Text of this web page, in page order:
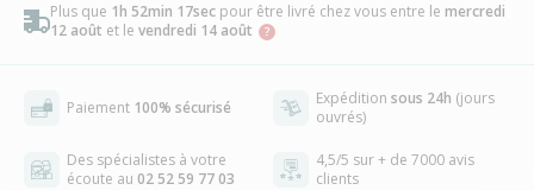
Plus que 1h 52min 16sec pour être livré chez vous entre le mercredi
12 août et le vendredi 14 août
Paiement 100% sécurisé Expédition sous 24h (jours
ouvrés)
Des spécialistes à votre
écoute au 02 52 59 77 03
4,5/5 sur + de 7000 avis
clients